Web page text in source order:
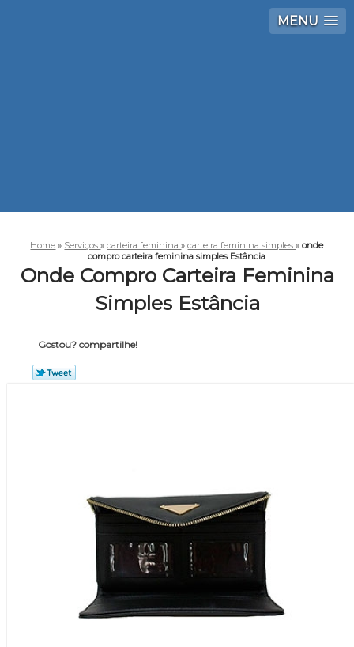
MENU
Home » Serviços»carteira feminina»carteira feminina simples»onde
compro carteira feminina simples Estância
Onde Compro Carteira Feminina
Simples Estância
Gostou? compartilhe!